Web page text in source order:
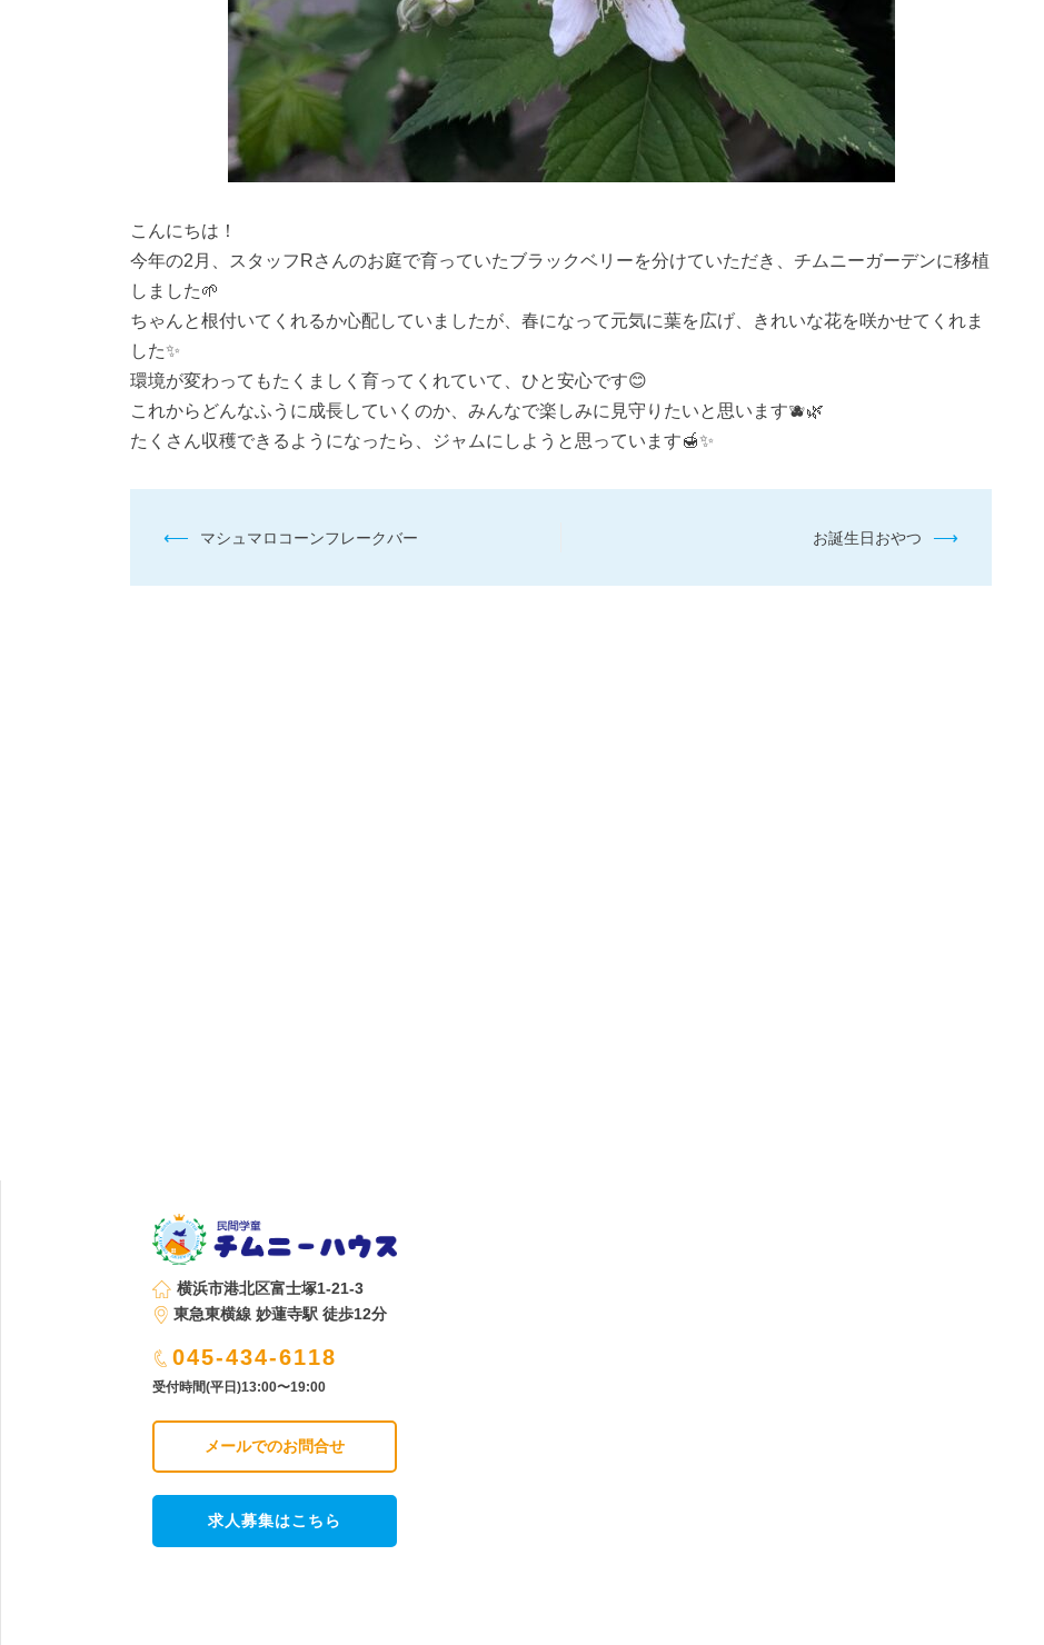
こんにちは！
今年の2月、スタッフRさんのお庭で育っていたブラックベリーを分けていただき、チムニーガーデンに移植
しました🌱
ちゃんと根付いてくれるか心配していましたが、春になって元気に葉を広げ、きれいな花を咲かせてくれま
した✨
環境が変わってもたくましく育ってくれていて、ひと安心です😊
これからどんなふうに成長していくのか、みんなで楽しみに見守りたいと思います🫐🌿
たくさん収穫できるようになったら、ジャムにしようと思っています🍯✨
投
ナ
⟵ マシュマロコーンフレークバー お誕生日おやつ ⟶
横浜市港北区富士塚1-21-3
東急東横線 妙蓮寺駅 徒歩12分
045-434-6118
受付時間(平日)13:00〜19:00
メールでのお問合せ
求人募集はこちら